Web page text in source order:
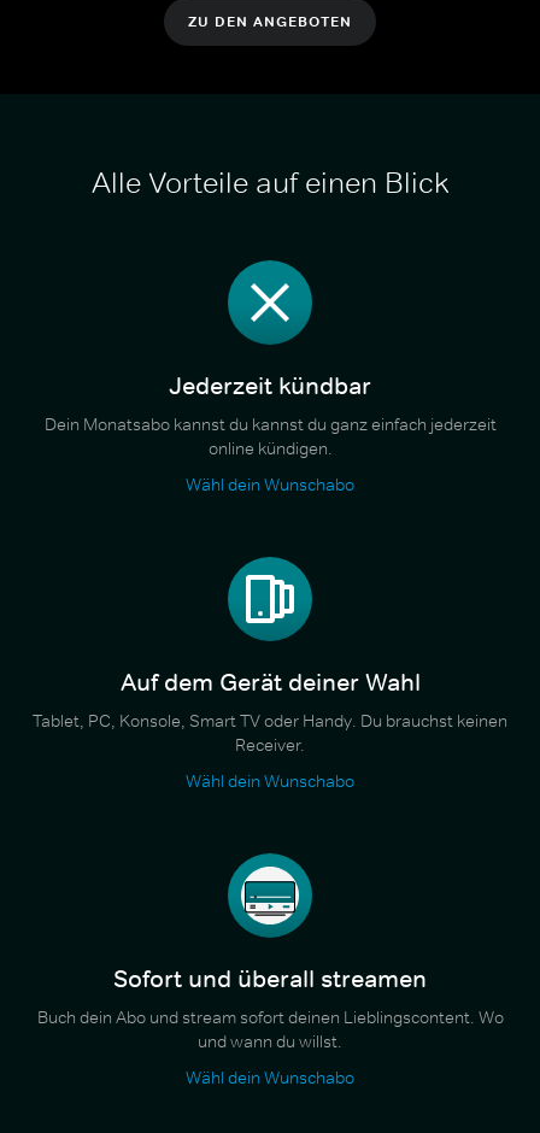
ZU DEN ANGEBOTEN
Alle Vorteile auf einen Blick
Jederzeit kündbar
Dein Monatsabo kannst du kannst du ganz einfach jederzeit
online kündigen.
Wähl dein Wunschabo
Auf dem Gerät deiner Wahl
Tablet, PC, Konsole, Smart TV oder Handy. Du brauchst keinen
Receiver.
Wähl dein Wunschabo
Sofort und überall streamen
Buch dein Abo und stream sofort deinen Lieblingscontent. Wo
und wann du willst.
Wähl dein Wunschabo